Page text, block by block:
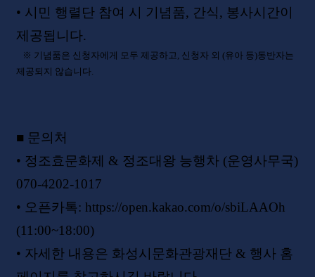
• 시민 행렬단 참여 시 기념품, 간식, 봉사시간이
제공됩니다.
※ 기념품은 신청자에게 모두 제공하고, 신청자 외 (유아 등)동반자는
제공되지 않습니다.
■ 문의처
• 정조효문화제 & 정조대왕 능행차 (운영사무국)
070-4202-1017
• 오픈카톡: https://open.kakao.com/o/sbiLAAOh
(11:00~18:00)
• 자세한 내용은 화성시문화관광재단 & 행사 홈